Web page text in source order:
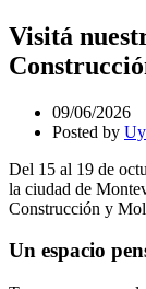
Visitá
09/06/2026
Posted by
Del 15 al 19 de
la ciudad de
Construcción y
Un espacio